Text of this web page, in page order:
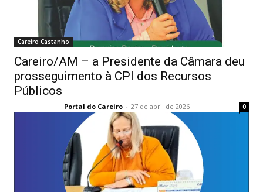
Careiro Castanho
Careiro/AM – a Presidente da Câmara deu
prosseguimento à CPI dos Recursos
Públicos
Portal do Careiro - 27 de abril de 2026 0